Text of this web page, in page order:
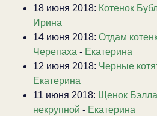
18 июня 2018: Котенок
Ирина
14 июня 2018: Отдам
Черепаха - Екатерина
12 июня 2018: Черные
Екатерина
11 июня 2018: Щенок
некрупной - Екатерина